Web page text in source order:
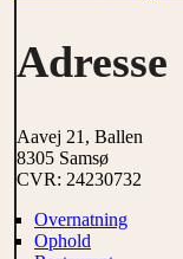
Adresse
Aavej 21, Ballen
8305 Samsø
CVR: 24230732
Overnatning
Ophold